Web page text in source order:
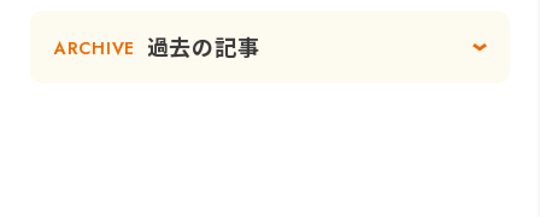
ARCHIVE 過去の記事